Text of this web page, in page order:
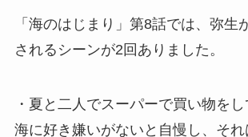
「海のはじまり」第8話では、弥生
されるシーンが2回ありました。
・夏と二人でスーパーで買い物をし
海に好き嫌いがないと自慢し、そ